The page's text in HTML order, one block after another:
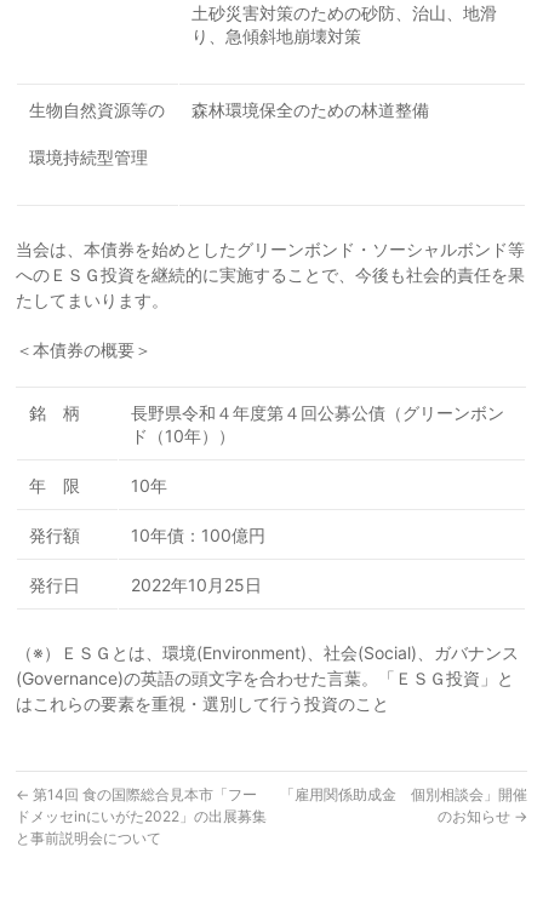
土砂災害対策のための砂防、治山、地滑
り、急傾斜地崩壊対策
生物自然資源等の
環境持続型管理
森林環境保全のための林道整備
当会は、本債券を始めとしたグリーンボンド・ソーシャルボンド等
へのＥＳＧ投資を継続的に実施することで、今後も社会的責任を果
たしてまいります。
＜本債券の概要＞
銘 柄
長野県令和４年度第４回公募公債（グリーンボン
ド（10年））
年 限 10年
発行額 10年債：100億円
発行日 2022年10月25日
（※）ＥＳＧとは、環境(Environment)、社会(Social)、ガバナンス
(Governance)の英語の頭文字を合わせた言葉。「ＥＳＧ投資」と
はこれらの要素を重視・選別して行う投資のこと
← 第14回 食の国際総合見本市「フー
ドメッセinにいがた2022」の出展募集
と事前説明会について
「雇用関係助成金 個別相談会」開催
のお知らせ →